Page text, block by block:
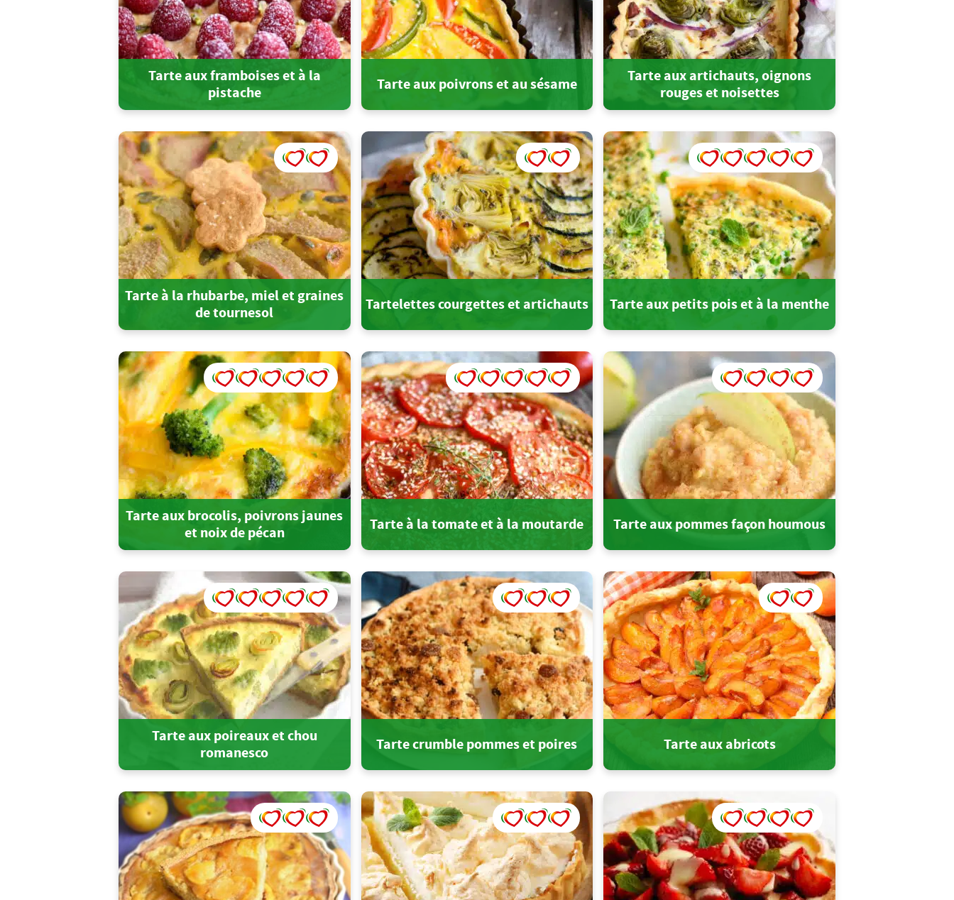
Tarte aux framboises et à la
pistache
Tarte aux poivrons et au sésame
Tarte aux artichauts, oignons
rouges et noisettes
Tarte à la rhubarbe, miel et graines
de tournesol
Tartelettes courgettes et artichauts Tarte aux petits pois et à la menthe
Tarte aux brocolis, poivrons jaunes
et noix de pécan
Tarte à la tomate et à la moutarde Tarte aux pommes façon houmous
Tarte aux poireaux et chou
romanesco
Tarte crumble pommes et poires Tarte aux abricots